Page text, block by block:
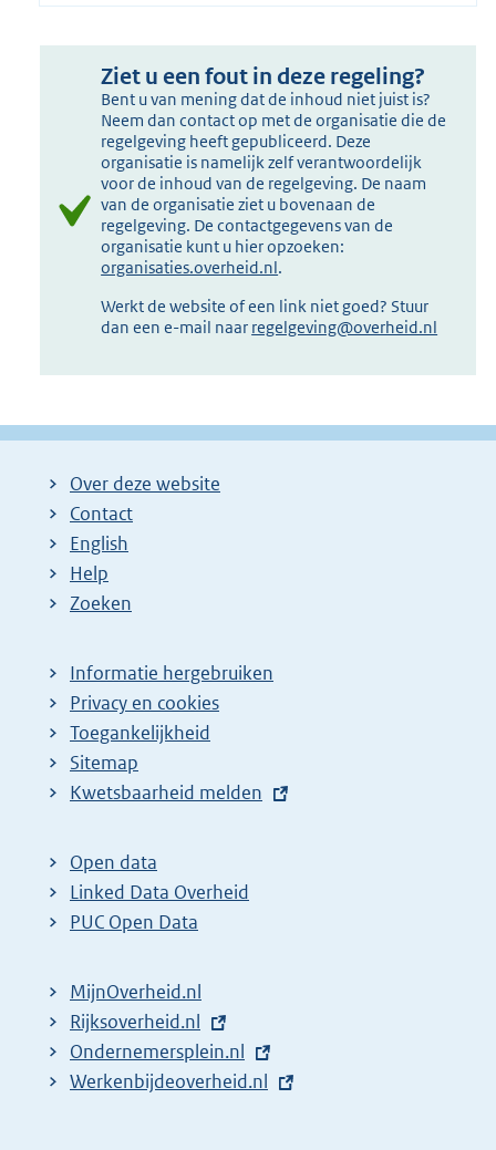
Ziet u een fout in deze regeling?
Bent u van mening dat de inhoud niet juist is?
Neem dan contact op met de organisatie die de
regelgeving heeft gepubliceerd. Deze
organisatie is namelijk zelf verantwoordelijk
voor de inhoud van de regelgeving. De naam
van de organisatie ziet u bovenaan de
regelgeving. De contactgegevens van de
organisatie kunt u hier opzoeken:
organisaties.overheid.nl.
Werkt de website of een link niet goed? Stuur
dan een e-mail naar regelgeving@overheid.nl
Over deze website
Contact
English
Help
Zoeken
Informatie hergebruiken
Privacy en cookies
Toegankelijkheid
Sitemap
E
t
e
r
l
i
n
k
Kwetsbaarheid melden
Open data
Linked Data Overheid
PUC Open Data
MijnOverheid.nl
E
x
t
Rijksoverheid.nl
E
x
Ondernemersplein.nl
E
Werkenbijdeoverheid.nl